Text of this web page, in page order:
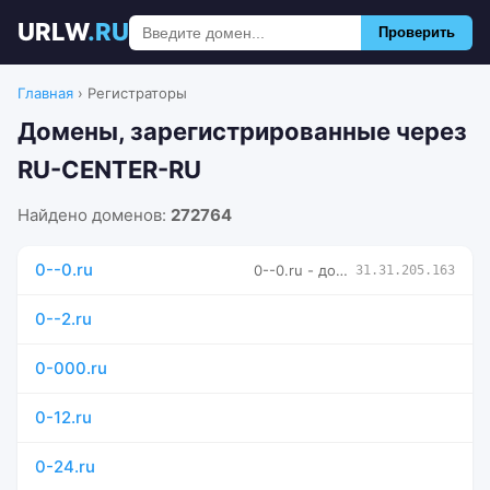
URLW.RU Проверить
Главная › Регистраторы
Домены, зарегистрированные через
RU-CENTER-RU
Найдено доменов: 272764
0--0.ru 0--0.ru - домен продается 31.31.205.163
0--2.ru
0-000.ru
0-12.ru
0-24.ru